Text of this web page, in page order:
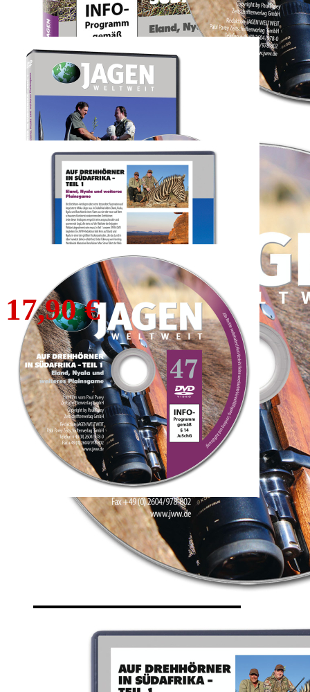
Artikel-Nr. 17010266
Auf Drehhörner in
Südafrika (Teil 1) -
JWW DVD Nr. 47
Eland, Nyala, Zebra und Weißschwanzgnu
inkl. MwSt. zzgl. Versand
17,90 €
Zum Warenkorb hinzufügen
Zur Wunschliste hinzufügen
Verfügbare Menge: 108
Sofort lieferbar
Lieferzeit: ca. 3 - 5 Tage
Junges Kamerateam, Drohnenaufnahmen, Wildbiologische
Informationen und zwei Sprachen: Englisch & Deutsch.